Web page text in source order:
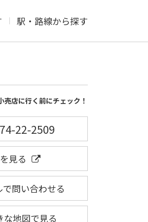
駅・路線から探す
売店に行く前にチェック！
22-2509
見る
で問い合わせる
な地図で見る